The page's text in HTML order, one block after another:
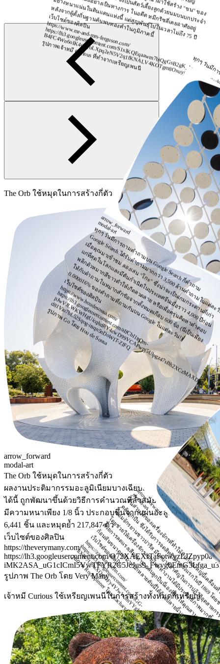
ถูกนำ
ในภูมิภาคนี้
เว็บไซต์ของศิลปิน
https://www.mr-and-mrs-ferguson.com/
https://lh3.googleusercontent.com
/S1xlK
Q
Eqaaw
m
7bjQ
gG
sB2gK
_Iy-
B4FC4W
n6oIK
4oIA
oLX
pq2eN
5V
2q1fK
N
A
LV
4K
O
Tgm
8O
xuyjsO
5nQ
jN
RCw
krH
V
dD
ktG
Yi4LV
4qLq3pEV
qeTei8Q
รูปภาพเจ้าหมี Curious ที่ทำจากเหรียญเพนนี ทุกๆ วั
arrow_forward
modal-art
ทุกๆ วันมีการถามคำถามบน Google Search กี่คำถาม
le
h
บ
คำ
ม
ก
ค
เมื่
เ
า
อ
เ
เ
เ
เ
แ
ด
ก
มี
ก
เ
เ
เ
พ
ว
ก
สี
ด
เ
เ
ค
ใ
คำ
เ
(
เ
เ
0
ค
!)
เว็บไซต์ของศิลปิน
https://www.houdesousa.com/
h
ttp
s
://lh
3
.g
o
o
g
le
u
s
e
rc
o
n
te
n
t.c
o
m
/a
IfC
b
I1
trQ
m
-
J
w
V
J
L
W
K
W
H
g
U
ic
q
h
d
R
Y
4
c
w
D
9
9
V
C
A
P
w
p
j5
U
lp
g
z
4
7
s
B
h
2
X
C
z
M
A
X
D
q
2
4
e
Y
H
9
G
4
N
c
q
O
f6
K
8
e
-
d
8
1
V
io
7
b
L
5
2
S
q
o
g
-its
q
n
5
n
D
o
W
IT
-Z
IF
Q
รูปภาพ Go โดย Hou de Sousa
arrow_forward
modal-art
ชิ้นส่วนใดของเครื่องจักรที่ทำให้หินก้อนใ
ปื
ซึ่
ด้
ม
ร
น
ส
โ
ช่
ย
ท
ด้
ก
ท
ก้
!
เว็บไซต์ของศิลปิน
https://zacharycoffin.com/
h
s
://lh
3
.g
o
o
g
le
u
s
e
r
c
o
n
te
n
t.c
o
m
/tG
G
-
iX
W
7
U
i9
u
X
Q
p
3
z
F
y
4
Y
J
w
W
3
m
Y
Y
g
L
b
4
e
w
ic
B
7
g
v
_
j1
S
V
3
p
b
7
3
c
G
K
x
B
b
8
z
7
O
D
P
Y
G
5
C
f
R
M
d
w
jO
0
s
2
U
N
e
0
a
e
g
x
M
e
A
g
p
z
b
y
x
U
E
o
Q
h
Y
O
U
R
o
a
lo
c
3
z
jN
H
รูปภาพ Rockspinner โดย Zachary Coffin
The Orb ใช้หมุดในการสร้างกี่ตัว
arrow_forward
modal-art
The Orb ใช้หมุดในการสร้างกี่ตัว
ผลงานประติมากรรมอะลูมิเนียมบางเฉียบและรับน้ำหนักตัวเอง
ได้นี้ ถูกพัฒนาขึ้นด้วยวิธีการคำนวณที่ล้ำสมัย เป็นพื้นผิวเดี่ยวที่
มีความหนาเพียง 1/8 นิ้ว ประกอบขึ้นจากแผ่นอะลูมิเนียมทั้งหมด
6,441 ชิ้น และหมุดย้ำ 217,847 ตัว
เว็บไซต์ของศิลปิน
https://theverymany.com/
https://lh3.googleusercontent.com/
รูปภาพ The Orb โดย Very Many
เจ้าหมี Curious ใช้เหรียญเพนนีในการสร้างทั้งหมดกี่เหรียญ